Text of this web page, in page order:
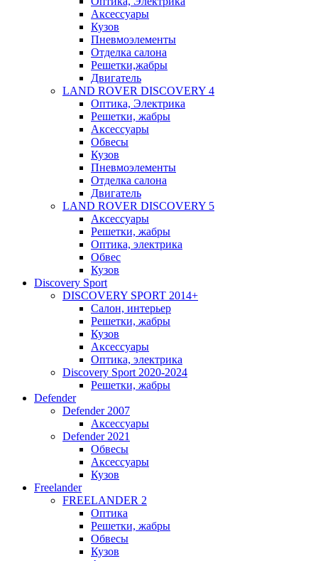
Аксессуары
Кузов
Пневмоэлементы
Отделка салона
Решетки,жабры
Двигатель
LAND ROVER DISCOVERY 4
Оптика, Электрика
Решетки, жабры
Аксессуары
Обвесы
Кузов
Пневмоэлементы
Отделка салона
Двигатель
LAND ROVER DISCOVERY 5
Аксессуары
Решетки, жабры
Оптика, электрика
Обвес
Кузов
Discovery Sport
DISCOVERY SPORT 2014+
Салон, интерьер
Решетки, жабры
Кузов
Аксессуары
Оптика, электрика
Discovery Sport 2020-2024
Решетки, жабры
Defender
Defender 2007
Аксессуары
Defender 2021
Обвесы
Аксессуары
Кузов
Freelander
FREELANDER 2
Оптика
Решетки, жабры
Обвесы
Кузов